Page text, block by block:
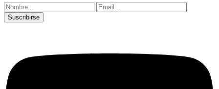
Suscribirse